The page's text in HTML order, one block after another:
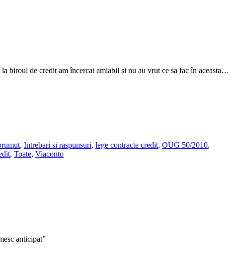
biroul de credit am încercat amiabil și nu au vrut ce sa fac în aceasta…
, Intrebari si raspunsuri, lege contracte credit, OUG 50/2010,
, Toate, Viaconto
anticipat”